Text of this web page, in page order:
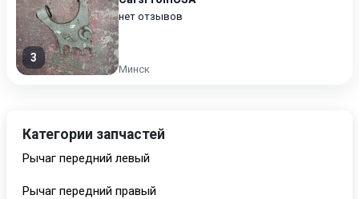
3
нет отзывов
Минск
Категории запчастей
Рычаг передний левый
Рычаг передний правый